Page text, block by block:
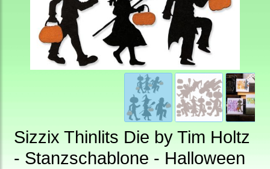
Sizzix Thinlits Die by Tim Holtz
- Stanzschablone - Halloween